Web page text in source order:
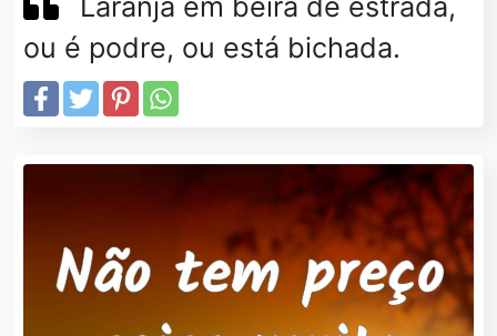
ou é podre, ou está bichada.